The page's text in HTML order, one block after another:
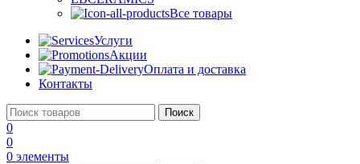
Все товары
Услуги
Акции
Оплата и доставка
Контакты
Поиск
0
0
0 элементы